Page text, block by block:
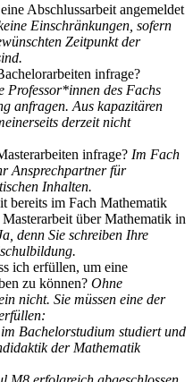
Abschlussarbeit angemeldet
Einschränkungen, sofern
Zeitpunkt der
infrage?
Professor*innen des Fachs
anfragen. Aus kapazitären
derzeit nicht
infrage? Im Fach
Ansprechpartner für
Inhalten.
bereits im Fach Mathematik
über Mathematik in
denn Sie schreiben Ihre
ich erfüllen, um eine
zu können? Ohne
nicht. Sie müssen eine der
Bachelorstudium studiert und
der Mathematik